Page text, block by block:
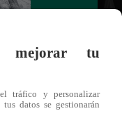
de
mejorar tu
tráfico y personalizar
, tus datos se gestionarán